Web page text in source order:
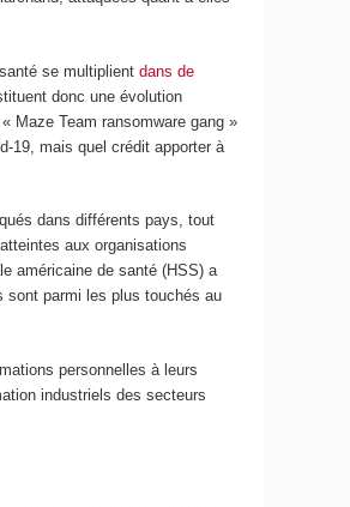
se multiplientdans de
donc une évolution
« Maze Team ransomware gang »
19, mais quel crédit apporter à
dans différents pays, tout
aux organisations
américaine de santé (HSS) a
sont parmi les plus touchés au
personnelles à leurs
industriels des secteurs